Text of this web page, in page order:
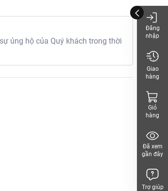
ủng hộ của Quý khách trong thời
Đăng
nhập
Giao
hàng
Giỏ
hàng
Đã xem
gần đây
Trợ giúp